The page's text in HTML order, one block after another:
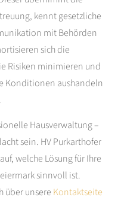
kennt gesetzliche
mit Behörden
sich die
Risiken minimieren und
Konditionen aushandeln
Hausverwaltung –
sein. HV Purkarthofer
welche Lösung für Ihre
sinnvoll ist.
über unsere Kontaktseite